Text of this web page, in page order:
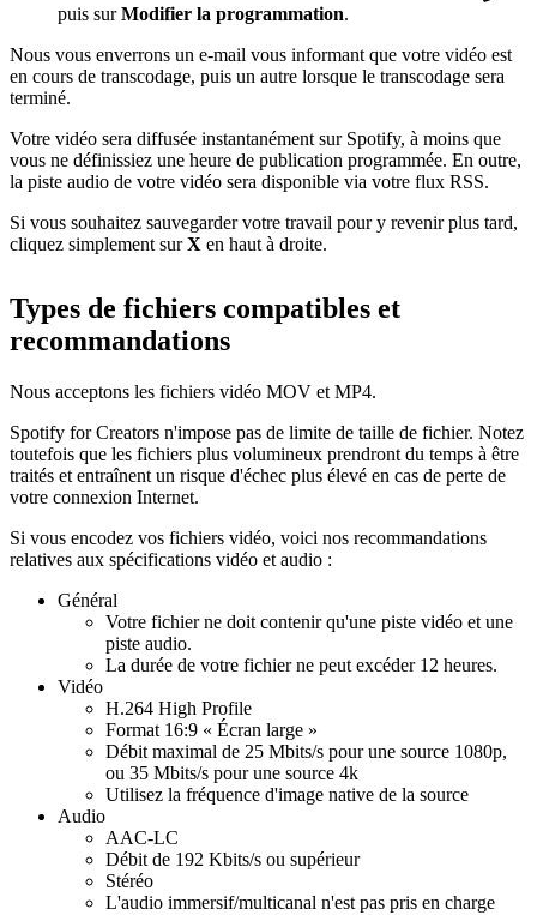
puis surModifier la programmation.
Nous vous enverrons un e-mail vous informant que votre vidéo est
en cours de transcodage, puis un autre lorsque le transcodage sera
terminé.
Votre vidéo sera diffusée instantanément sur Spotify, à moins que
vous ne définissiez une heure de publication programmée. En outre,
la piste audio de votre vidéo sera disponible via votre flux RSS.
Si vous souhaitez sauvegarder votre travail pour y revenir plus tard,
cliquez simplement surX en haut à droite.
Types de fichiers compatibles et
recommandations
Nous acceptons les fichiers vidéo MOV et MP4.
Spotify for Creators n'impose pas de limite de taille de fichier. Notez
toutefois que les fichiers plus volumineux prendront du temps à être
traités et entraînent un risque d'échec plus élevé en cas de perte de
votre connexion Internet.
Si vous encodez vos fichiers vidéo, voici nos recommandations
relatives aux spécifications vidéo et audio :
Général
Votre fichier ne doit contenir qu'une piste vidéo et une
piste audio.
La durée de votre fichier ne peut excéder 12 heures.
Vidéo
H.264 High Profile
Format 16:9 « Écran large »
Débit maximal de 25 Mbits/s pour une source 1080p,
ou 35 Mbits/s pour une source 4k
Utilisez la fréquence d'image native de la source
Audio
AAC-LC
Débit de 192 Kbits/s ou supérieur
Stéréo
L'audio immersif/multicanal n'est pas pris en charge